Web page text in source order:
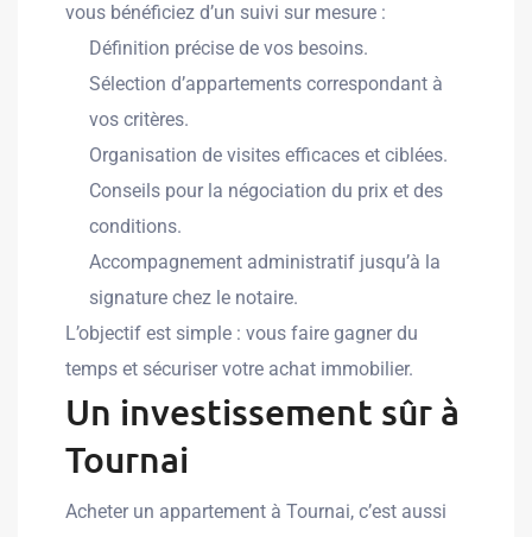
vous bénéficiez d’un suivi sur mesure :
Définition précise de vos besoins.
Sélection d’appartements correspondant à
vos critères.
Organisation de visites efficaces et ciblées.
Conseils pour la négociation du prix et des
conditions.
Accompagnement administratif jusqu’à la
signature chez le notaire.
L’objectif est simple : vous faire gagner du
temps et sécuriser votre achat immobilier.
Un investissement sûr à
Tournai
Acheter un appartement à Tournai, c’est aussi